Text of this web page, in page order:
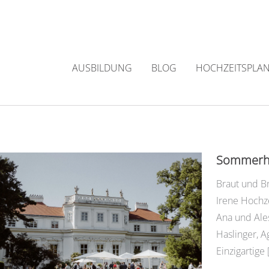
AUSBILDUNG
BLOG
Braut und
Irene
Ana und
Haslinger,
Einzigartige